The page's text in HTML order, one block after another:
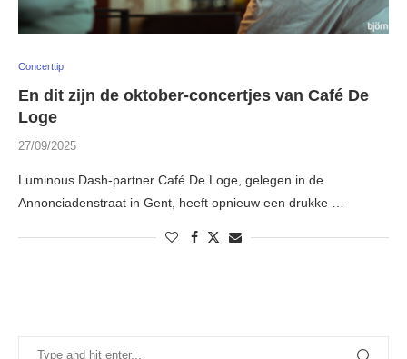
Concerttip
En dit zijn de oktober-concertjes van Café De
Loge
27/09/2025
Luminous Dash-partner Café De Loge, gelegen in de
Annonciadenstraat in Gent, heeft opnieuw een drukke …